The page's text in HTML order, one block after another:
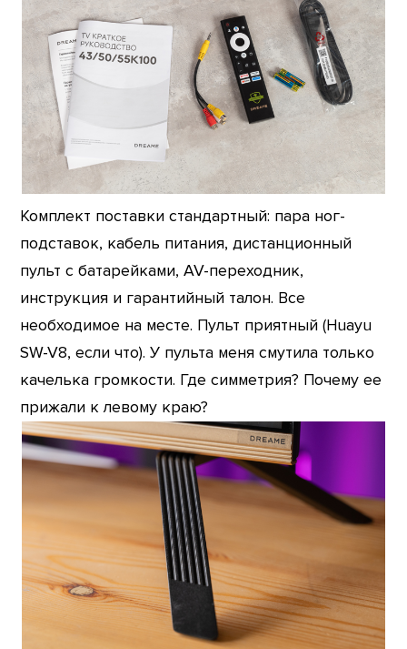
Комплект поставки стандартный: пара ног-
подставок, кабель питания, дистанционный
пульт с батарейками, AV-переходник,
инструкция и гарантийный талон. Все
необходимое на месте. Пульт приятный (Huayu
SW-V8, если что). У пульта меня смутила только
качелька громкости. Где симметрия? Почему ее
прижали к левому краю?